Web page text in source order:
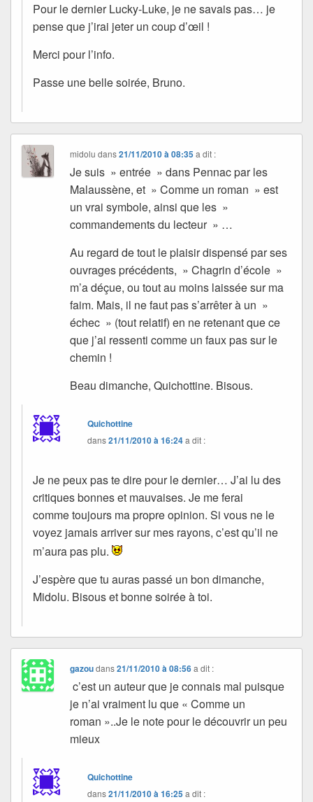
Pour le dernier Lucky-Luke, je ne savais pas… je
pense que j’irai jeter un coup d’œil !
Merci pour l’info.
Passe une belle soirée, Bruno.
midolu dans21/11/2010 à 08:35 a dit :
Je suis » entrée » dans Pennac par les
Malaussène, et » Comme un roman » est
un vrai symbole, ainsi que les »
commandements du lecteur » …
Au regard de tout le plaisir dispensé par ses
ouvrages précédents, » Chagrin d’école »
m’a déçue, ou tout au moins laissée sur ma
faim. Mais, il ne faut pas s’arrêter à un »
échec » (tout relatif) en ne retenant que ce
que j’ai ressenti comme un faux pas sur le
chemin !
Beau dimanche, Quichottine. Bisous.
Quichottine
dans21/11/2010 à 16:24a dit :
Je ne peux pas te dire pour le dernier… J’ai lu des
critiques bonnes et mauvaises. Je me ferai
comme toujours ma propre opinion. Si vous ne le
voyez jamais arriver sur mes rayons, c’est qu’il ne
m’aura pas plu.
J’espère que tu auras passé un bon dimanche,
Midolu. Bisous et bonne soirée à toi.
gazoudans21/11/2010 à 08:56 a dit :
c’est un auteur que je connais mal puisque
je n’ai vraiment lu que « Comme un
roman »..Je le note pour le découvrir un peu
mieux
Quichottine
dans21/11/2010 à 16:25a dit :